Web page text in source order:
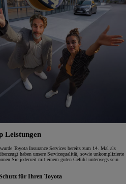
Leistungen
Toyota Insurance Services bereits zum 14. Mal als
haben unsere Servicequalität, sowie unkomplizierte
Sie jederzeit mit einem guten Gefühl unterwegs sein.
für Ihren Toyota